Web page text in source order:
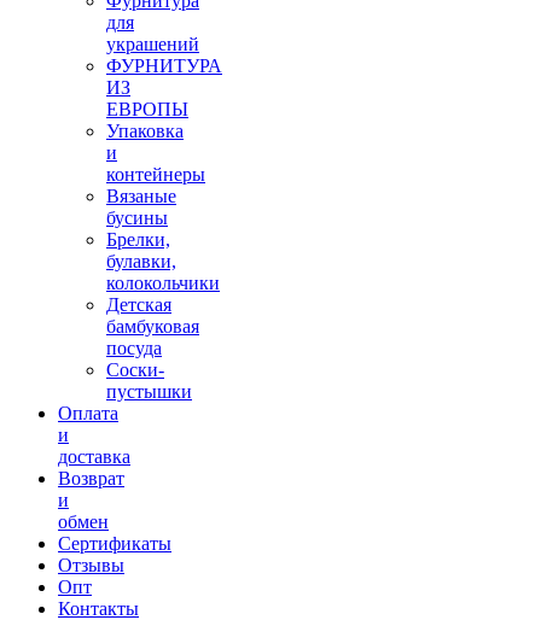
для
украшений
ФУРНИТУРА
ИЗ
ЕВРОПЫ
Упаковка
и
контейнеры
Вязаные
бусины
Брелки,
булавки,
колокольчики
Детская
бамбуковая
посуда
Соски-
пустышки
Оплата
и
доставка
Возврат
и
обмен
Сертификаты
Отзывы
Опт
Контакты